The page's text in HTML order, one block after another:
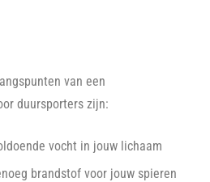
van een
duursporters zijn:
vocht in jouw lichaam
brandstof voor jouw spieren